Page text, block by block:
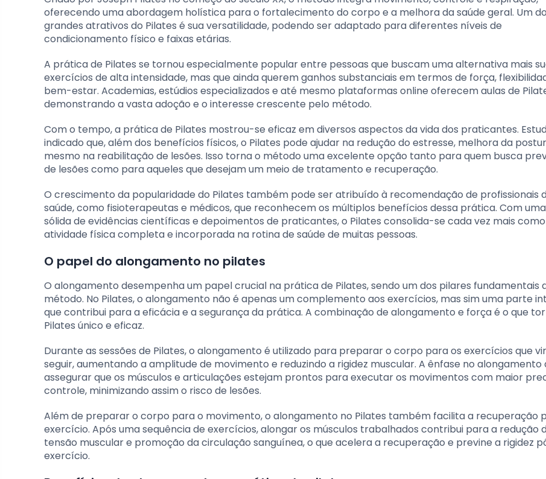
oferecendo uma abordagem holística para o fortalecimento do corpo e a melhora da saúde geral. Um
grandes atrativos do Pilates é sua versatilidade, podendo ser adaptado para diferentes níveis de
condicionamento físico e faixas etárias.
A prática de Pilates se tornou especialmente popular entre pessoas que buscam uma alternativa mais
exercícios de alta intensidade, mas que ainda querem ganhos substanciais em termos de força,
bem-estar. Academias, estúdios especializados e até mesmo plataformas online oferecem aulas de
demonstrando a vasta adoção e o interesse crescente pelo método.
Com o tempo, a prática de Pilates mostrou-se eficaz em diversos aspectos da vida dos praticantes.
indicado que, além dos benefícios físicos, o Pilates pode ajudar na redução do estresse, melhora da
mesmo na reabilitação de lesões. Isso torna o método uma excelente opção tanto para quem busca
de lesões como para aqueles que desejam um meio de tratamento e recuperação.
O crescimento da popularidade do Pilates também pode ser atribuído à recomendação de profissionais
saúde, como fisioterapeutas e médicos, que reconhecem os múltiplos benefícios dessa prática. Com
sólida de evidências científicas e depoimentos de praticantes, o Pilates consolida-se cada vez mais
atividade física completa e incorporada na rotina de saúde de muitas pessoas.
O papel do alongamento no pilates
O alongamento desempenha um papel crucial na prática de Pilates, sendo um dos pilares fundamentais
método. No Pilates, o alongamento não é apenas um complemento aos exercícios, mas sim uma parte
que contribui para a eficácia e a segurança da prática. A combinação de alongamento e força é o que
Pilates único e eficaz.
Durante as sessões de Pilates, o alongamento é utilizado para preparar o corpo para os exercícios que
seguir, aumentando a amplitude de movimento e reduzindo a rigidez muscular. A ênfase no alongamento
assegurar que os músculos e articulações estejam prontos para executar os movimentos com maior
controle, minimizando assim o risco de lesões.
Além de preparar o corpo para o movimento, o alongamento no Pilates também facilita a recuperação
exercício. Após uma sequência de exercícios, alongar os músculos trabalhados contribui para a redução
tensão muscular e promoção da circulação sanguínea, o que acelera a recuperação e previne a rigidez
exercício.